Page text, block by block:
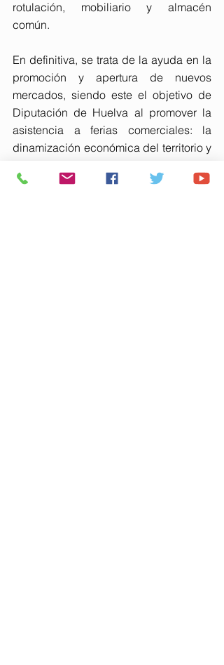
rotulación, mobiliario y almacén
común.
En definitiva, se trata de la ayuda en la
promoción y apertura de nuevos
mercados, siendo este el objetivo de
Diputación de Huelva al promover la
asistencia a ferias comerciales: la
dinamización económica del territorio y
esta forma la inversión y desarrollo a la